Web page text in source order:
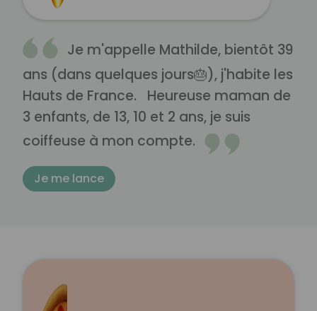
Je m'appelle Mathilde, bientôt 39
ans (dans quelques jours🎂), j'habite les
Hauts de France. Heureuse maman de
3 enfants, de 13, 10 et 2 ans, je suis
coiffeuse à mon compte.
Je me lance